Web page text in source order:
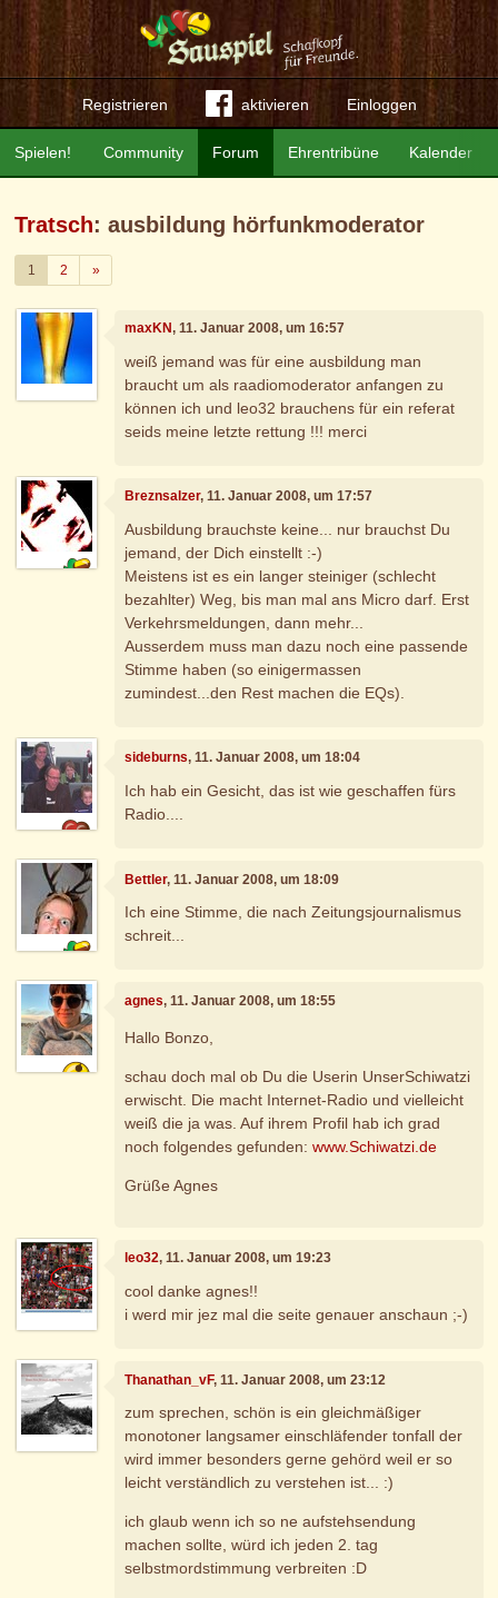
Registrieren aktivieren Einloggen
Community Forum Ehrentribüne Kalender
Spielen!
Tratsch: ausbildung hörfunkmoderator
1 2 »Weiter
maxKN, 11. Januar 2008, um 16:57
weiß jemand was für eine ausbildung man
braucht um als raadiomoderator anfangen zu
können ich und leo32 brauchens für ein referat
seids meine letzte rettung !!! merci
Breznsalzer, 11. Januar 2008, um 17:57
Ausbildung brauchste keine... nur brauchst Du
jemand, der Dich einstellt :-)
Meistens ist es ein langer steiniger (schlecht
bezahlter) Weg, bis man mal ans Micro darf. Erst
Verkehrsmeldungen, dann mehr...
Ausserdem muss man dazu noch eine passende
Stimme haben (so einigermassen
zumindest...den Rest machen die EQs).
sideburns, 11. Januar 2008, um 18:04
Ich hab ein Gesicht, das ist wie geschaffen fürs
Radio....
Bettler, 11. Januar 2008, um 18:09
Ich eine Stimme, die nach Zeitungsjournalismus
schreit...
agnes, 11. Januar 2008, um 18:55
Hallo Bonzo,
schau doch mal ob Du die Userin UnserSchiwatzi
erwischt. Die macht Internet-Radio und vielleicht
weiß die ja was. Auf ihrem Profil hab ich grad
noch folgendes gefunden:www.Schiwatzi.de
Grüße Agnes
leo32, 11. Januar 2008, um 19:23
cool danke agnes!!
i werd mir jez mal die seite genauer anschaun ;-)
Thanathan_vF, 11. Januar 2008, um 23:12
zum sprechen, schön is ein gleichmäßiger
monotoner langsamer einschläfender tonfall der
wird immer besonders gerne gehörd weil er so
leicht verständlich zu verstehen ist... :)
ich glaub wenn ich so ne aufstehsendung
machen sollte, würd ich jeden 2. tag
selbstmordstimmung verbreiten :D